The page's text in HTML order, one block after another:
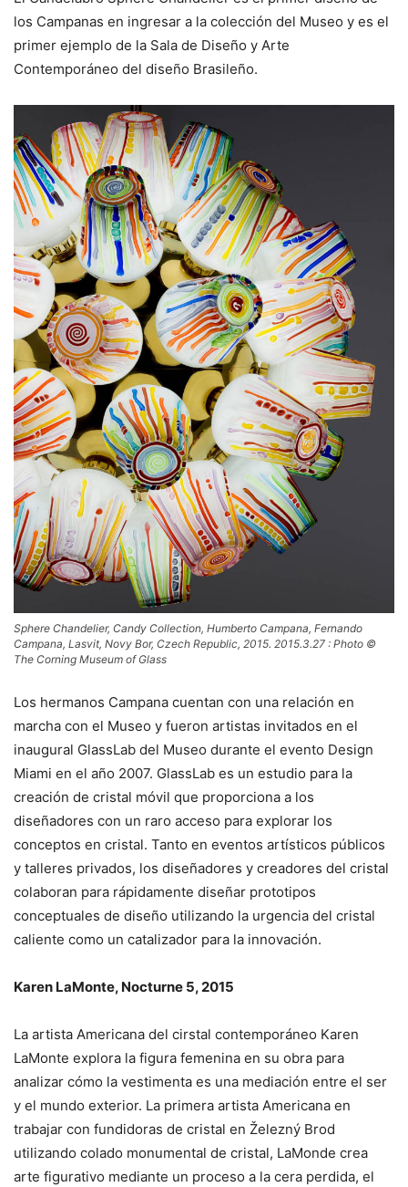
los Campanas en ingresar a la colección del Museo y es el
primer ejemplo de la Sala de Diseño y Arte
Contemporáneo del diseño Brasileño.
Sphere Chandelier, Candy Collection, Humberto Campana, Fernando
Campana, Lasvit, Novy Bor, Czech Republic, 2015. 2015.3.27 : Photo ©
The Corning Museum of Glass
Los hermanos Campana cuentan con una relación en
marcha con el Museo y fueron artistas invitados en el
inaugural GlassLab del Museo durante el evento Design
Miami en el año 2007. GlassLab es un estudio para la
creación de cristal móvil que proporciona a los
diseñadores con un raro acceso para explorar los
conceptos en cristal. Tanto en eventos artísticos públicos
y talleres privados, los diseñadores y creadores del cristal
colaboran para rápidamente diseñar prototipos
conceptuales de diseño utilizando la urgencia del cristal
caliente como un catalizador para la innovación.
Karen LaMonte, Nocturne 5, 2015
La artista Americana del cirstal contemporáneo Karen
LaMonte explora la figura femenina en su obra para
analizar cómo la vestimenta es una mediación entre el ser
y el mundo exterior. La primera artista Americana en
trabajar con fundidoras de cristal en Železný Brod
utilizando colado monumental de cristal, LaMonde crea
arte figurativo mediante un proceso a la cera perdida, el